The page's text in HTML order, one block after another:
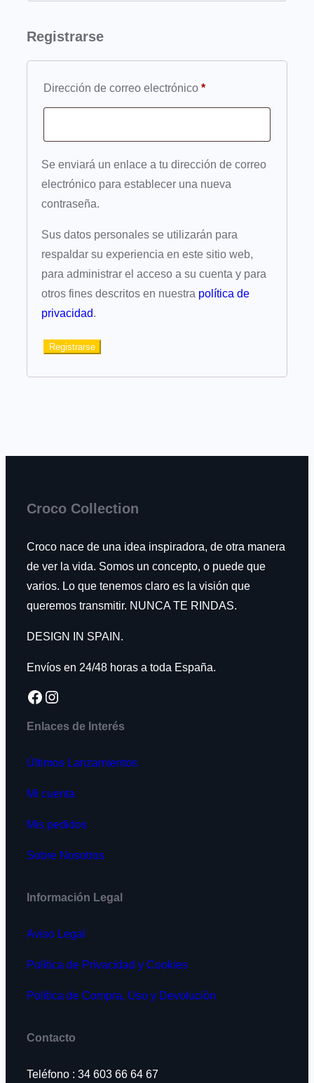
Registrarse
Dirección de correo electrónico *Obligatorio
Se enviará un enlace a tu dirección de correo
electrónico para establecer una nueva
contraseña.
Sus datos personales se utilizarán para
respaldar su experiencia en este sitio web,
para administrar el acceso a su cuenta y para
otros fines descritos en nuestra política de
privacidad.
Registrarse
Croco Collection
Croco nace de una idea inspiradora, de otra manera
de ver la vida. Somos un concepto, o puede que
varios. Lo que tenemos claro es la visión que
queremos transmitir. NUNCA TE RINDAS.
DESIGN IN SPAIN.
Envíos en 24/48 horas a toda España.
Facebook Instagram
Enlaces de Interés
Últimos Lanzamientos
Mi cuenta
Mis pedidos
Sobre Nosotros
Información Legal
Aviso Legal
Política de Privacidad y Cookies
Política de Compra, Uso y Devolución
Contacto
Teléfono : 34 603 66 64 67